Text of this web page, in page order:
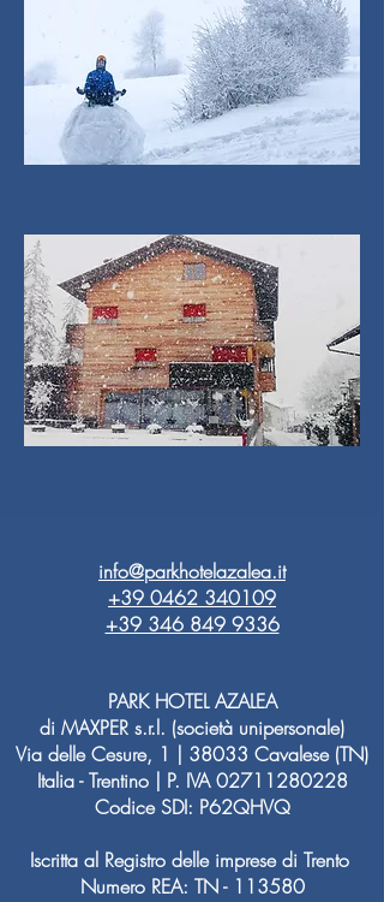
info@parkhotelazalea.it
+39 0462 340109
+39 346 849 9336
PARK HOTEL AZALEA
di MAXPER s.r.l. (società unipersonale)
Via delle Cesure, 1 | 38033 Cavalese (TN)
Italia - Trentino | P. IVA02711280228
Codice SDI: P62QHVQ
Iscritta al Registro delle imprese di Trento
Numero REA: TN - 113580